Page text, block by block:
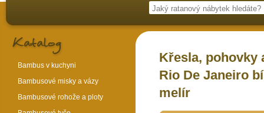
Křesla, pohovky
Rio De Janeiro
melír
Bambus v kuchyni
Bambusové misky a vázy
Bambusové rohože a ploty